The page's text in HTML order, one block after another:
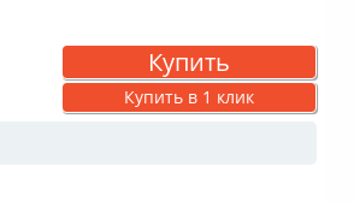
Купить
Купить в 1 клик